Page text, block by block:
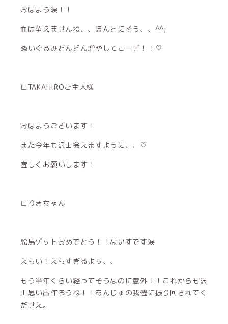
おはよう涙！！
血は争えませんね、、ほんとにそう、、^^;
ぬいぐるみどんどん増やしてこーぜ！！♡
□TAKAHIROご主人様
おはようございます！
また今年も沢山会えますように、、♡
宜しくお願いします！
□りきちゃん
絵馬ゲットおめでとう！！ないすです涙
えらい！えらすぎるよぅ、、
もう半年くらい経ってそうなのに意外！！これからも沢
山思い出作ろうね！！あんじゅの我儘に振り回されてく
だせえ。